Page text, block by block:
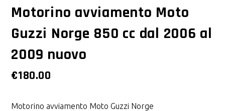
Motorino avviamento Moto
Guzzi Norge 850 cc dal 2006 al
2009 nuovo
€180.00
Motorino avviamento Moto Guzzi Norge